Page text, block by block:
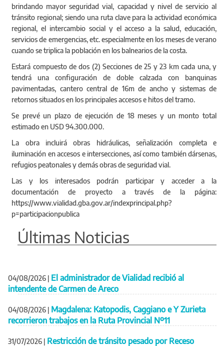
brindando mayor seguridad vial, capacidad y nivel de servicio al
tránsito regional; siendo una ruta clave para la actividad económica
regional, el intercambio social y el acceso a la salud, educación,
servicios de emergencias, etc. especialmente en los meses de verano
cuando se triplica la población en los balnearios de la costa.
Estará compuesto de dos (2) Secciones de 25 y 23 km cada una, y
tendrá una configuración de doble calzada con banquinas
pavimentadas, cantero central de 16m de ancho y sistemas de
retornos situados en los principales accesos e hitos del tramo.
Se prevé un plazo de ejecución de 18 meses y un monto total
estimado en USD 94.300.000.
La obra incluirá obras hidráulicas, señalización completa e
iluminación en accesos e intersecciones, así como también dársenas,
refugios peatonales y demás obras de seguridad vial.
Las y los interesados podrán participar y acceder a la
documentación de proyecto a través de la página:
https://www.vialidad.gba.gov.ar/indexprincipal.php?
p=participacionpublica
Últimas Noticias
04/08/2026 | El administrador de Vialidad recibió al
intendente de Carmen de Areco
04/08/2026 | Magdalena: Katopodis, Caggiano e Y Zurieta
recorrieron trabajos en la Ruta Provincial Nº11
31/07/2026 | Restricción de tránsito pesado por Receso